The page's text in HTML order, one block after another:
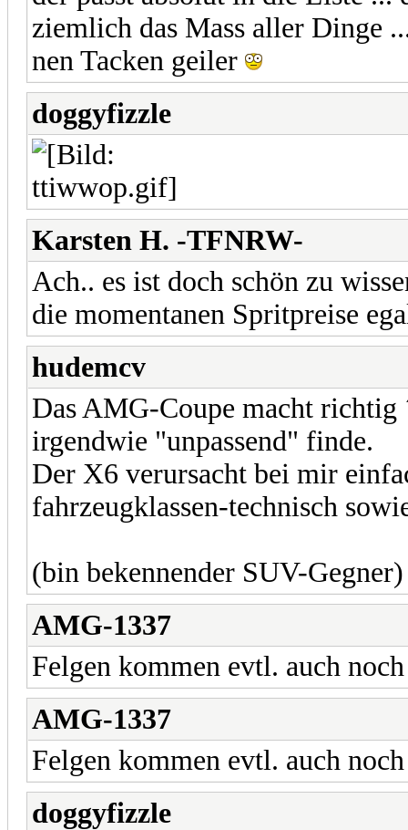
ziemlich das Mass aller Dinge
nen Tacken geiler
doggyfizzle
Karsten H. -TFNRW-
Ach.. es ist doch schön zu
die momentanen Spritpreise
hudemcv
Das AMG-Coupe macht richtig
irgendwie "unpassend" finde.
Der X6 verursacht bei mir
fahrzeugklassen-technisch
(bin bekennender SUV-Gegner)
AMG-1337
Felgen kommen evtl. auch
AMG-1337
Felgen kommen evtl. auch
doggyfizzle